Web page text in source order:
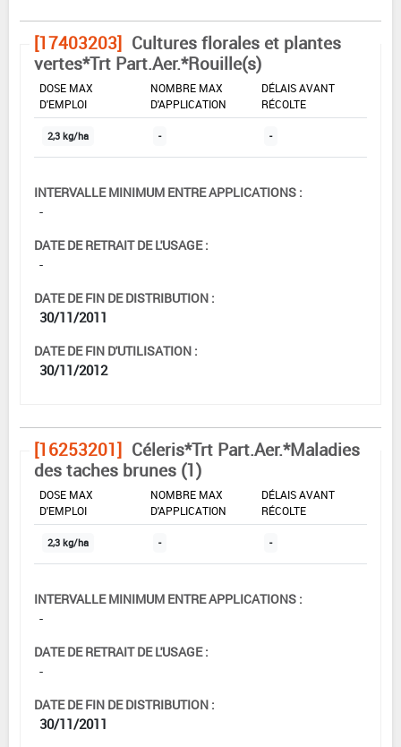
[17403203] Cultures florales et plantes
vertes*Trt Part.Aer.*Rouille(s)
DOSE MAX
D'EMPLOI
NOMBRE MAX
D'APPLICATION
DÉLAIS AVANT
RÉCOLTE
2,3 kg/ha - -
INTERVALLE MINIMUM ENTRE APPLICATIONS :
-
DATE DE RETRAIT DE L'USAGE :
-
DATE DE FIN DE DISTRIBUTION :
30/11/2011
DATE DE FIN D'UTILISATION :
30/11/2012
[16253201] Céleris*Trt Part.Aer.*Maladies
des taches brunes (1)
DOSE MAX
D'EMPLOI
NOMBRE MAX
D'APPLICATION
DÉLAIS AVANT
RÉCOLTE
2,3 kg/ha - -
INTERVALLE MINIMUM ENTRE APPLICATIONS :
-
DATE DE RETRAIT DE L'USAGE :
-
DATE DE FIN DE DISTRIBUTION :
30/11/2011